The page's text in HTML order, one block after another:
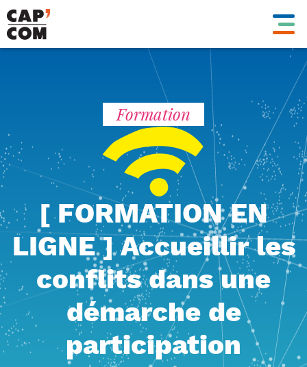
Aller
au
contenu
principal
Formation
[ FORMATION EN
LIGNE ] Accueillir les
conflits dans une
démarche de
participation